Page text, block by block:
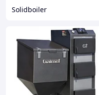
Solidboiler